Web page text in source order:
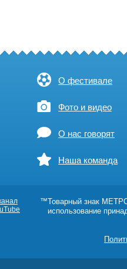
О фестивале
Фото и видео
О нас говорят
Наша команда
™Товарный знак
использование